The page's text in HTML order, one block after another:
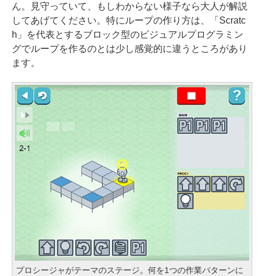
ん。見守っていて、もしわからない様子なら大人が解説
してあげてください。特にループの作り方は、「Scratc
h」を代表とするブロック型のビジュアルプログラミン
グでループを作るのとは少し感覚的に違うところがあり
ます。
プロシージャがテーマのステージ。何を1つの作業パターンに